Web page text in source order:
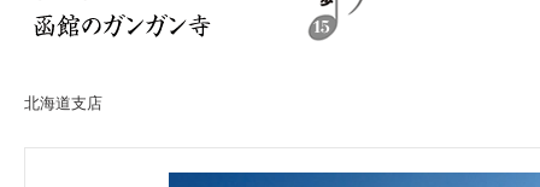
北海道支店